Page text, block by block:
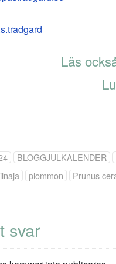
Läs
BLOGGJULKALENDER
plommon Prunus
svar